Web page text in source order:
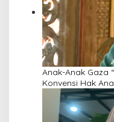
Anak-Anak Gaza
Konvensi Hak